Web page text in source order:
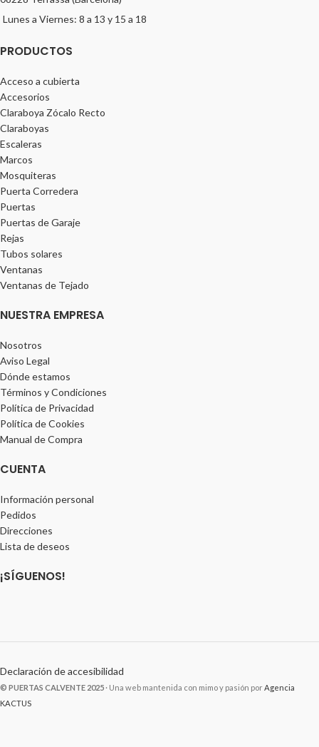
Lunes a Viernes: 8 a 13 y 15 a 18
PRODUCTOS
Acceso a cubierta
Accesorios
Claraboya Zócalo Recto
Claraboyas
Escaleras
Marcos
Mosquiteras
Puerta Corredera
Puertas
Puertas de Garaje
Rejas
Tubos solares
Ventanas
Ventanas de Tejado
NUESTRA EMPRESA
Nosotros
Aviso Legal
Dónde estamos
Términos y Condiciones
Política de Privacidad
Política de Cookies
Manual de Compra
CUENTA
Información personal
Pedidos
Direcciones
Lista de deseos
¡SÍGUENOS!
Declaración de accesibilidad
© PUERTAS CALVENTE 2025 · Una web mantenida con mimo y pasión por Agencia
KACTUS